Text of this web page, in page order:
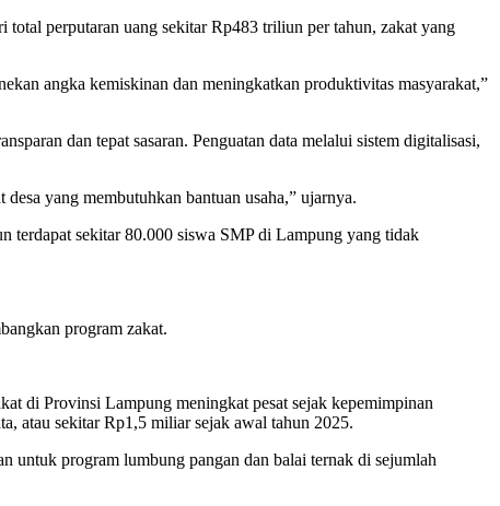
perputaran uang sekitar Rp483 triliun per tahun, zakat yang
angka kemiskinan dan meningkatkan produktivitas masyarakat,”
dan tepat sasaran. Penguatan data melalui sistem digitalisasi,
yang membutuhkan bantuan usaha,” ujarnya.
terdapat sekitar 80.000 siswa SMP di Lampung yang tidak
program zakat.
di Provinsi Lampung meningkat pesat sejak kepemimpinan
atau sekitar Rp1,5 miliar sejak awal tahun 2025.
program lumbung pangan dan balai ternak di sejumlah